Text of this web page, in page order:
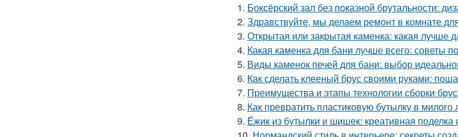
1. Боксёрский зал без показной брутальности:
2. Здравствуйте, мы делаем ремонт в комнате
3. Открытая или закрытая каменка: какая лучше
4. Какая каменка для бани лучше всего: советы
5. Виды каменок печей для бани: выбор
6. Как сделать клееный брус своими руками:
7. Преимущества и этапы технологии сборки
8. Как превратить пластиковую бутылку в
9. Ёжик из бутылки и шишек: креативная поделка